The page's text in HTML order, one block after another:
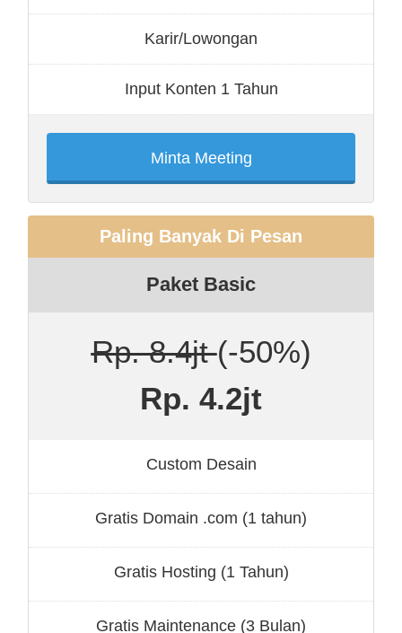
Karir/Lowongan
Input Konten 1 Tahun
Minta Meeting
Paling Banyak Di Pesan
Paket Basic
Rp. 8.4jt(-50%)
Rp. 4.2jt
Custom Desain
Gratis Domain .com (1 tahun)
Gratis Hosting (1 Tahun)
Gratis Maintenance (3 Bulan)